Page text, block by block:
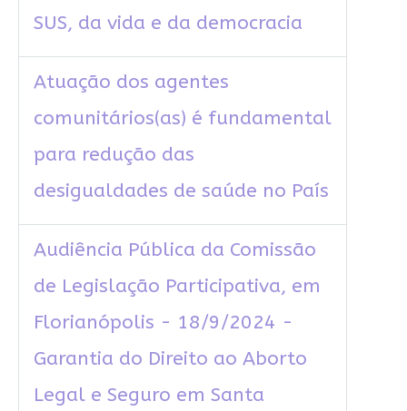
SUS, da vida e da democracia
Atuação dos agentes
comunitários(as) é fundamental
para redução das
desigualdades de saúde no País
Audiência Pública da Comissão
de Legislação Participativa, em
Florianópolis - 18/9/2024 -
Garantia do Direito ao Aborto
Legal e Seguro em Santa